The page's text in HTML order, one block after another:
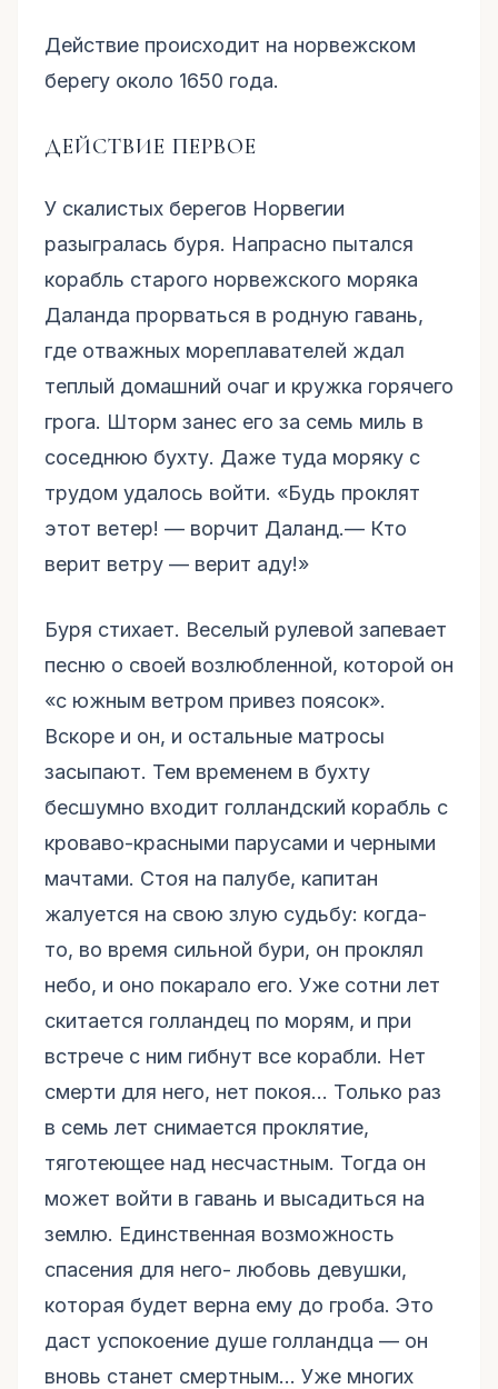
Действие происходит на норвежском
берегу около 1650 года.
ДЕЙСТВИЕ ПЕРВОЕ
У скалистых берегов Норвегии
разыгралась буря. Напрасно пытался
корабль старого норвежского моряка
Даланда прорваться в родную гавань,
где отважных мореплавателей ждал
теплый домашний очаг и кружка горячего
гpoгa. Шторм занес его за семь миль в
соседнюю бухту. Даже туда моряку с
трудом удалось войти. «Будь проклят
этот ветер! — ворчит Даланд.— Кто
верит ветру — верит аду!»
Буря стихает. Веселый рулевой запевает
песню о своей возлюбленной, которой он
«с южным ветром привез поясок».
Вскоре и он, и остальные матросы
засыпают. Тем временем в бухту
бесшумно входит голландский корабль с
кроваво-красными парусами и черными
мачтами. Стоя на палубе, капитан
жалуется на свою злую судьбу: когда-
то, во время сильной бури, он проклял
небо, и оно покарало его. Уже сотни лет
скитается голландец по морям, и при
встрече с ним гибнут все корабли. Нет
смерти для него, нет покоя... Только раз
в семь лет снимается проклятие,
тяготеющее над несчастным. Тогда он
может войти в гавань и высадиться на
землю. Единственная возможность
спасения для него- любовь девушки,
которая будет верна ему до гроба. Это
даст успокоение душе голландца — он
вновь станет смертным... Уже многих